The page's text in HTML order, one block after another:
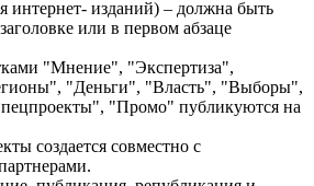
интернет- изданий) – должна быть
или в первом абзаце
"Мнение", "Экспертиза",
"Деньги", "Власть", "Выборы",
"Промо" публикуются на
создается совместно с